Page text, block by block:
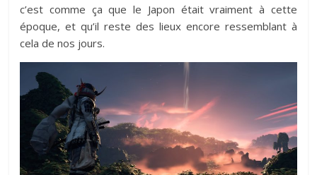
c’est comme ça que le Japon était vraiment à cette
époque, et qu’il reste des lieux encore ressemblant à
cela de nos jours.